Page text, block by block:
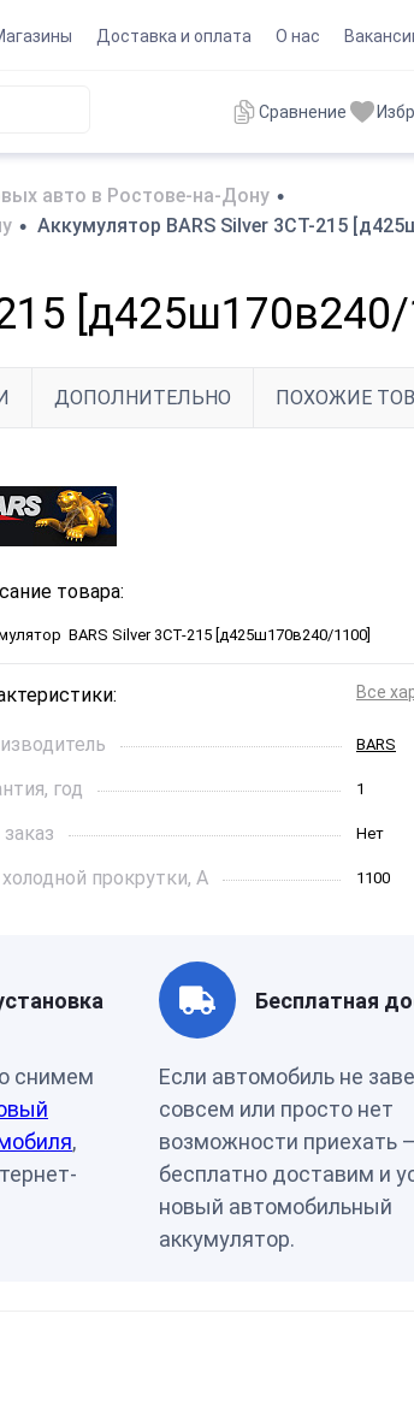
Доставка и оплата О нас
Сравнение
авто в Ростове-на-Дону •
• Аккумулятор BARS Silver 3СТ-215
[д425ш170в240/
ДОПОЛНИТЕЛЬНО ПОХОЖИЕ
товара:
BARS Silver 3СТ-215 [д425ш170в240/1100]
Все
BARS
год 1
Нет
прокрутки, A 1100
00-
снимем
,
Бесплатная
Если автомобиль не
совсем или просто нет
возможности приехать
бесплатно доставим и
новый автомобильный
аккумулятор.